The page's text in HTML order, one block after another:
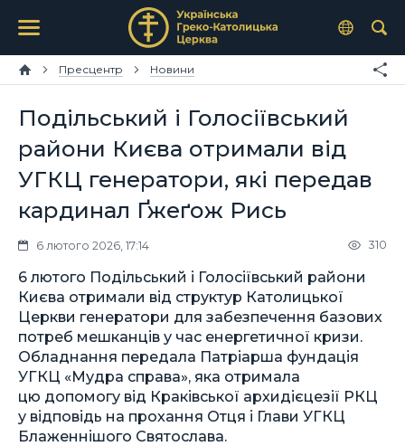
Пресцентр Новини
Подільський і Голосіївський
райони Києва отримали від
УГКЦ генератори, які передав
кардинал Ґжеґож Рись
6 лютого 2026, 17:14 310
6 лютого Подільський і Голосіївський райони
Києва отримали від структур Католицької
Церкви генератори для забезпечення базових
потреб мешканців у час енергетичної кризи.
Обладнання передала Патріарша фундація
УГКЦ «Мудра справа», яка отримала
цю допомогу від Краківської архидієцезії РКЦ
у відповідь на прохання Отця і Глави УГКЦ
Блаженнішого Святослава.